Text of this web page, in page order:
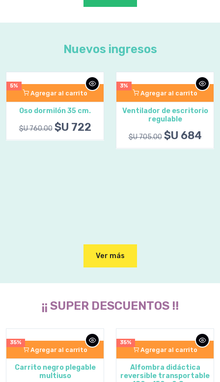
Nuevos ingresos
3%
Agregar al carrito
Ventilador de escritorio
$U 684
3%
Ver más
¡¡ SUPER DESCUENTOS !!
35%
Agregar al carrito
Carrito negro plegable
multiuso
35%
Agregar al carrito
Alfombra didáctica
reversible transportable